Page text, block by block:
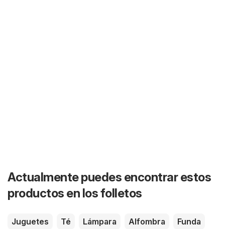
Actualmente puedes encontrar estos
productos en los folletos
Juguetes Té Lámpara Alfombra
Funda